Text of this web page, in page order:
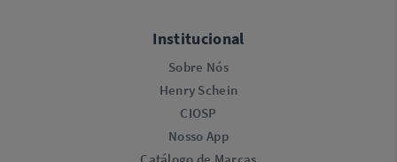
Institucional
Sobre Nós
Henry Schein
CIOSP
Nosso App